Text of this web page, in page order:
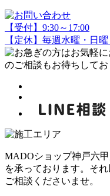
【受付】9:30～17:00
【定休】毎週水曜・日曜
MADOショップ神戸六
を承っております。そ
ご相談くださいませ。